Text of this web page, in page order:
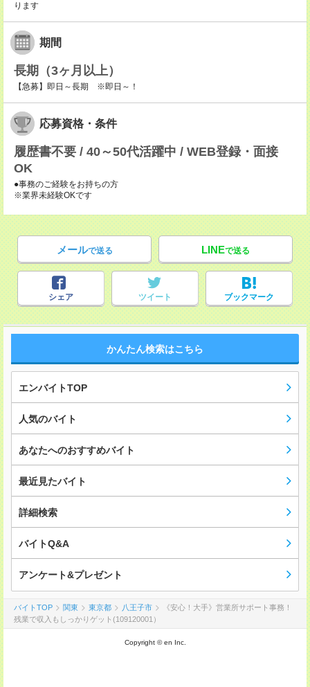
ります
期間
長期（3ヶ月以上）
【急募】即日～長期 ※即日～！
応募資格・条件
履歴書不要 / 40～50代活躍中 / WEB登録・面接
OK
●事務のご経験をお持ちの方
※業界未経験OKです
メールで送る LINEで送る
シェア ツイート ブックマーク
かんたん検索はこちら
エンバイトTOP
人気のバイト
あなたへのおすすめバイト
最近見たバイト
詳細検索
バイトQ&A
アンケート&プレゼント
バイトTOP 関東 東京都 八王子市
《安心！大手》営業所サポート事務！
残業で収入もしっかりゲット(109120001）
Copyright © en Inc.